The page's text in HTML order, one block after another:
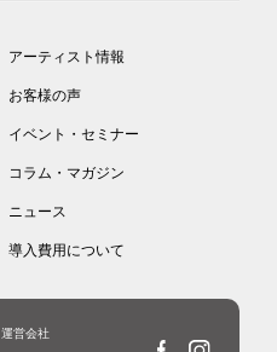
アーティスト情報
お客様の声
イベント・セミナー
コラム・マガジン
ニュース
導入費用について
運営会社